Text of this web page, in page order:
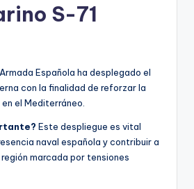
S-71
Española ha desplegado el
con la finalidad de reforzar la
el Mediterráneo.
Este despliegue es vital
naval española y contribuir a
marcada por tensiones